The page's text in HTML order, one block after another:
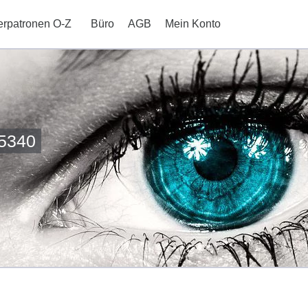
O-Z Büro AGB Mein Konto